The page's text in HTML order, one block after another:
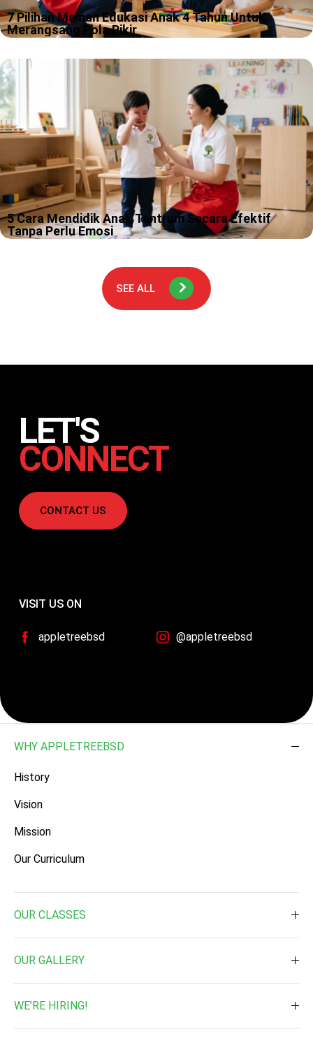
7 Pilihan Mainan Edukasi Anak 4 Tahun Untuk
Merangsang Pola Pikir
lebih cepat daripada kemampuan kita menahan tawa. Kami
sering melihat anak usia ini bisa berubah dari “peneliti
dinosaurus”…
5 Cara Mendidik Anak Tantrum Secara Efektif
Tanpa Perlu Emosi
kelasnya. Kami paham, ada hari ketika suara anak naik sedikit
SEE ALL
LET'S
CONNECT
CONTACT US
VISIT US ON
appletreebsd @appletreebsd
WHY APPLETREEBSD
History
Vision
Mission
Our Curriculum
OUR CLASSES
Pre-Nursery
Nursery
OUR GALLERY
WE’RE HIRING!